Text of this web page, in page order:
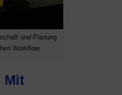
und Planung
Workflow
Mit